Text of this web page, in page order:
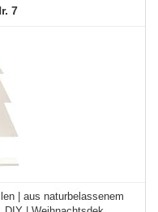
7
| aus naturbelassenem